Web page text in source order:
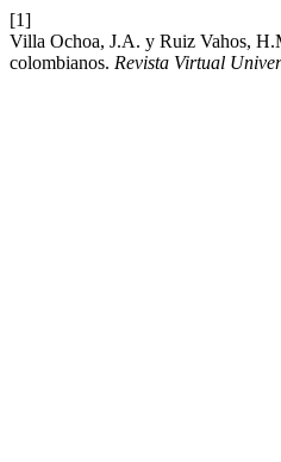
[1]
Villa Ochoa, J.A. y Ruiz Vahos,
colombianos. Revista Virtual